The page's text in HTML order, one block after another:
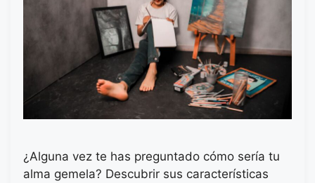
¿Alguna vez te has preguntado cómo sería tu
alma gemela? Descubrir sus características